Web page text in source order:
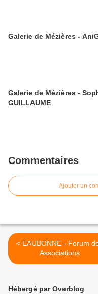
Galerie de Mézières -
Galerie de Mézières -
GUILLAUME
Commentaires
Ajouter un
< EAUBONNE - Forum des
Associations
Hébergé par Overblog